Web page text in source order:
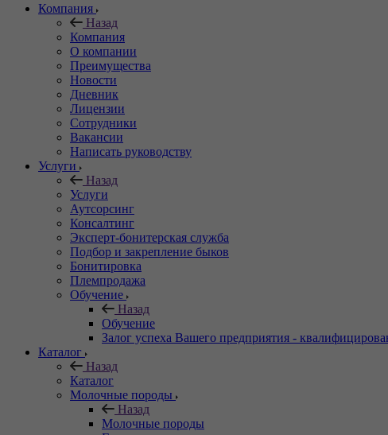
Компания
Назад
Компания
О компании
Преимущества
Новости
Дневник
Лицензии
Сотрудники
Вакансии
Написать руководству
Услуги
Назад
Услуги
Аутсорсинг
Консалтинг
Эксперт-бонитерская служба
Подбор и закрепление быков
Бонитировка
Племпродажа
Обучение
Назад
Обучение
Залог успеха Вашего предприятия -
Каталог
Назад
Каталог
Молочные породы
Назад
Молочные породы